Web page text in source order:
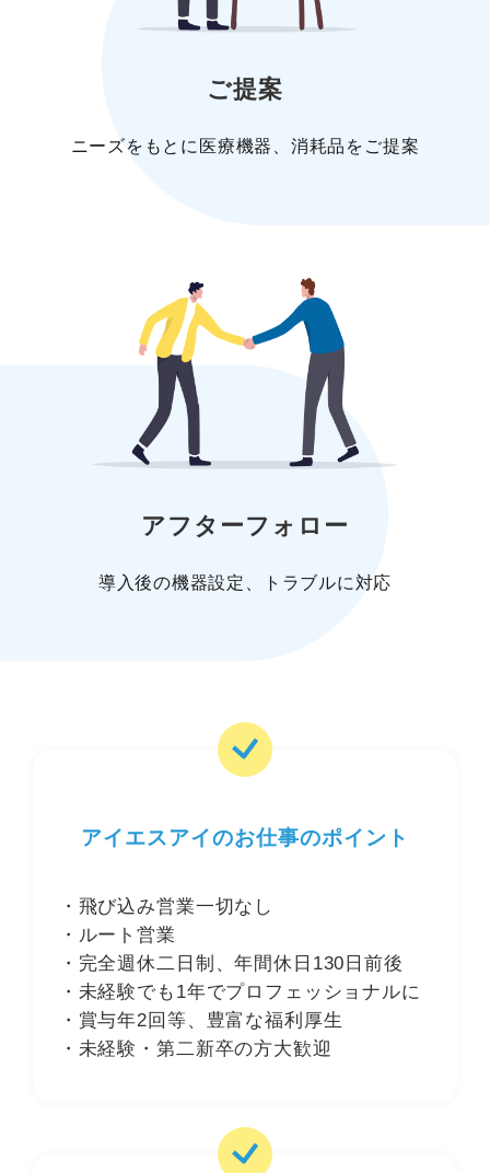
ご提案
ニーズをもとに医療機器、消耗品をご提案
アフターフォロー
導入後の機器設定、トラブルに対応
アイエスアイのお仕事のポイント
飛び込み営業一切なし
ルート営業
完全週休二日制、年間休日130日前後
未経験でも1年でプロフェッショナルに
賞与年2回等、豊富な福利厚生
未経験・第二新卒の方大歓迎